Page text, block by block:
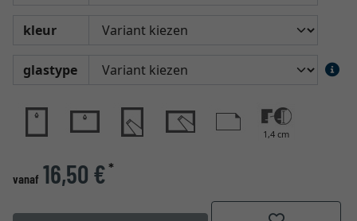
kleur
glastype
1,4 cm
vanaf 16,50 €*